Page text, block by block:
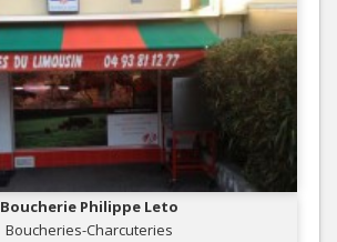
Boucherie Philippe Leto
Boucheries-Charcuteries